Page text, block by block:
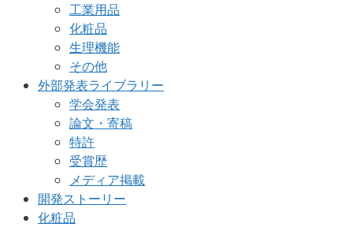
工業用品
化粧品
生理機能
その他
外部発表ライブラリー
学会発表
論文・寄稿
特許
受賞歴
メディア掲載
開発ストーリー
化粧品